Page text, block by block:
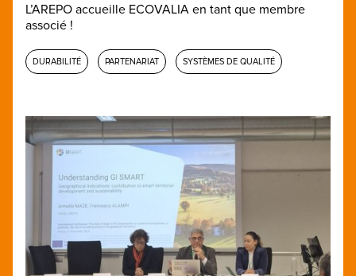
L’AREPO accueille ECOVALIA en tant que membre
associé !
DURABILITÉ PARTENARIAT SYSTÈMES DE QUALITÉ